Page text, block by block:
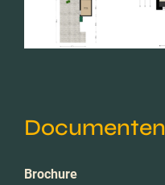
Documenten
Brochure